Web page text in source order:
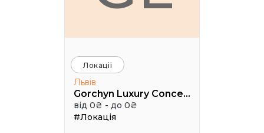
Локації
Львів
Gorchyn Luxury Concept House
від 0₴ - до 0₴
#Локація